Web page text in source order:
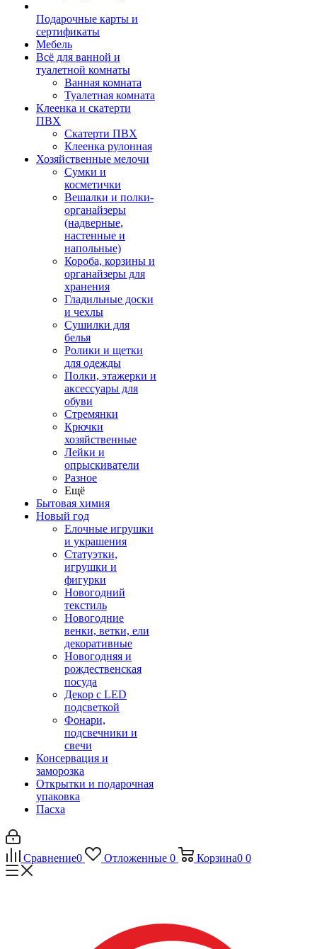
Подарочные карты и
сертификаты
Мебель
Всё для ванной и
туалетной комнаты
Ванная комната
Туалетная комната
Клеенка и скатерти
ПВХ
Скатерти ПВХ
Клеенка рулонная
Хозяйственные мелочи
Сумки и
косметички
Вешалки и полки-
органайзеры
(надверные,
настенные и
напольные)
Короба, корзины и
органайзеры для
хранения
Гладильные доски
и чехлы
Сушилки для
белья
Ролики и щетки
для одежды
Полки, этажерки и
аксессуары для
обуви
Стремянки
Крючки
хозяйственные
Лейки и
опрыскиватели
Разное
Ещё
Бытовая химия
Новый год
Елочные игрушки
и украшения
Статуэтки,
игрушки и
фигурки
Новогодний
текстиль
Новогодние
венки, ветки, ели
декоративные
Новогодняя и
рождественская
посуда
Декор с LED
подсветкой
Фонари,
подсвечники и
свечи
Консервация и
заморозка
Открытки и подарочная
упаковка
Пасха
Сравнение0 Отложенные 0 Корзина0 0